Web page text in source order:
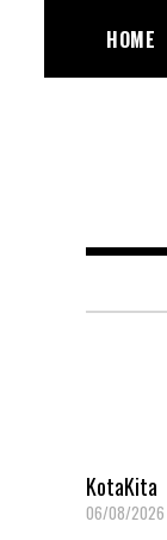
content
HOME
KotaKita
06/08/2026